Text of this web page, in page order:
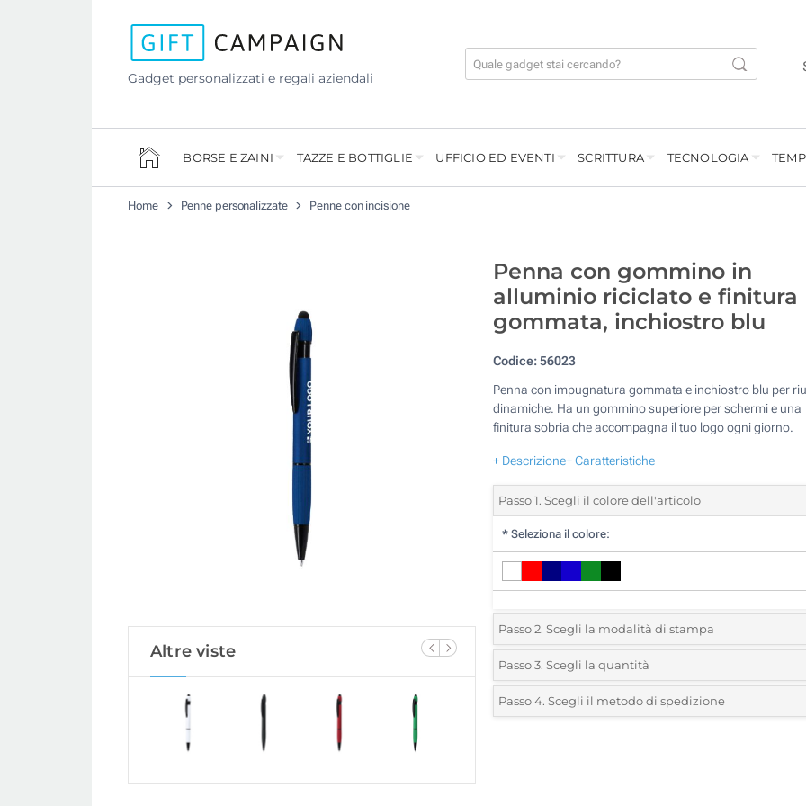
Gadget personalizzati e regali aziendali
BORSE E ZAINI TAZZE E BOTTIGLIE UFFICIO ED EVENTI SCRITTURA TECNOLOGIA
Home Penne personalizzate Penne con incisione
Altre viste
Penna con gommino in
alluminio riciclato e finitura
gommata, inchiostro blu
Codice: 56023
Penna con impugnatura gommata e inchiostro blu per
dinamiche. Ha un gommino superiore per schermi e una
finitura sobria che accompagna il tuo logo ogni giorno.
+ Descrizione+ Caratteristiche
Passo 1. Scegli il colore dell'articolo
* Seleziona il colore:
Passo 2. Scegli la modalità di stampa
*Seleziona la posizione di stampa e il colore del vostro
1 Colore (Sul corpo)
Passo 3. Scegli la quantità
*Quantità desiderata:
Passo 4. Scegli il metodo di spedizione